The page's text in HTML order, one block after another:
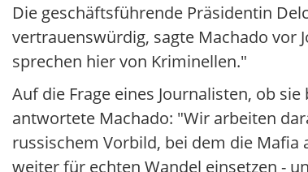
Die geschäftsführende Präsidentin
vertrauenswürdig, sagte Machado vor
sprechen hier von Kriminellen."
Auf die Frage eines Journalisten, ob
antwortete Machado: "Wir arbeiten
russischem Vorbild, bei dem die
weiter für echten Wandel einsetzen -